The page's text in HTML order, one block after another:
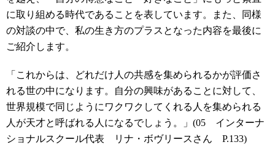
に取り組める時代であることを表しています。また、同様
の対談の中で、私の生き方のプラスとなった内容を最後に
ご紹介します。
「これからは、どれだけ人の共感を集められるかが評価さ
れる世の中になります。自分の興味があることに対して、
世界規模で同じようにワクワクしてくれる人を集められる
人が天才と呼ばれる人になるでしょう。」(05 インターナ
ショナルスクール代表 リナ・ボヴリースさん P.133)